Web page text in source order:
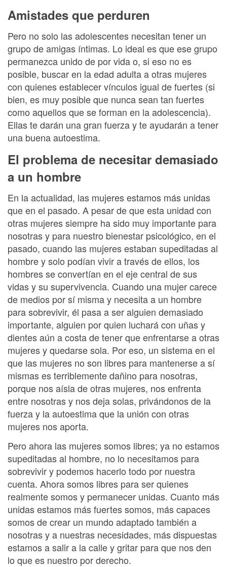
Amistades que perduren
Pero no solo las adolescentes necesitan tener un
grupo de amigas íntimas. Lo ideal es que ese grupo
permanezca unido de por vida o, si eso no es
posible, buscar en la edad adulta a otras mujeres
con quienes establecer vínculos igual de fuertes (si
bien, es muy posible que nunca sean tan fuertes
como aquellos que se forman en la adolescencia).
Ellas te darán una gran fuerza y te ayudarán a tener
una buena autoestima.
El problema de necesitar demasiado
a un hombre
En la actualidad, las mujeres estamos más unidas
que en el pasado. A pesar de que esta unidad con
otras mujeres siempre ha sido muy importante para
nosotras y para nuestro bienestar psicológico, en el
pasado, cuando las mujeres estaban supeditadas al
hombre y solo podían vivir a través de ellos, los
hombres se convertían en el eje central de sus
vidas y su supervivencia. Cuando una mujer carece
de medios por sí misma y necesita a un hombre
para sobrevivir, él pasa a ser alguien demasiado
importante, alguien por quien luchará con uñas y
dientes aún a costa de tener que enfrentarse a otras
mujeres y quedarse sola. Por eso, un sistema en el
que las mujeres no son libres para mantenerse a sí
mismas es terriblemente dañino para nosotras,
porque nos aísla de otras mujeres, nos enfrenta
entre nosotras y nos deja solas, privándonos de la
fuerza y la autoestima que la unión con otras
mujeres nos aporta.
Pero ahora las mujeres somos libres; ya no estamos
supeditadas al hombre, no lo necesitamos para
sobrevivir y podemos hacerlo todo por nuestra
cuenta. Ahora somos libres para ser quienes
realmente somos y permanecer unidas. Cuanto más
unidas estamos más fuertes somos, más capaces
somos de crear un mundo adaptado también a
nosotras y a nuestras necesidades, más dispuestas
estamos a salir a la calle y gritar para que nos den
lo que es nuestro por derecho.